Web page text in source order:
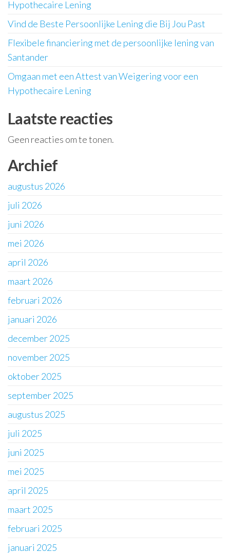
Hypothecaire Lening
Vind de Beste Persoonlijke Lening die Bij Jou Past
Flexibele financiering met de persoonlijke lening van
Santander
Omgaan met een Attest van Weigering voor een
Hypothecaire Lening
Laatste reacties
Geen reacties om te tonen.
Archief
augustus 2026
juli 2026
juni 2026
mei 2026
april 2026
maart 2026
februari 2026
januari 2026
december 2025
november 2025
oktober 2025
september 2025
augustus 2025
juli 2025
juni 2025
mei 2025
april 2025
maart 2025
februari 2025
januari 2025